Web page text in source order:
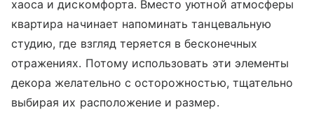
хаоса и дискомфорта. Вместо уютной атмосферы
квартира начинает напоминать танцевальную
студию, где взгляд теряется в бесконечных
отражениях. Потому использовать эти элементы
декора желательно с осторожностью, тщательно
выбирая их расположение и размер.